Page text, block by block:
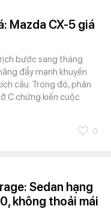
Mazda CX-5 giá
bước sang tháng
đẩy mạnh khuyến
cầu. Trong đó, phân
C chứng kiến cuộc
0
Sedan hạng
không thoải mái